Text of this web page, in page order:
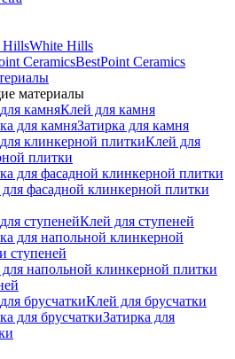
White Hills
BestPoint Ceramics
материалы
Клей для камня
Затирка для камня
Клей для
плитки
для фасадной клинкерной плитки
Клей для ступеней
для напольной клинкерной плитки
Клей для брусчатки
Затирка для